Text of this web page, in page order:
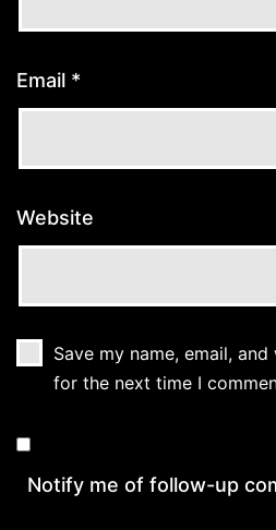
Email *
Website
Save my name, email,
for the next time I
Notify me of follow-up